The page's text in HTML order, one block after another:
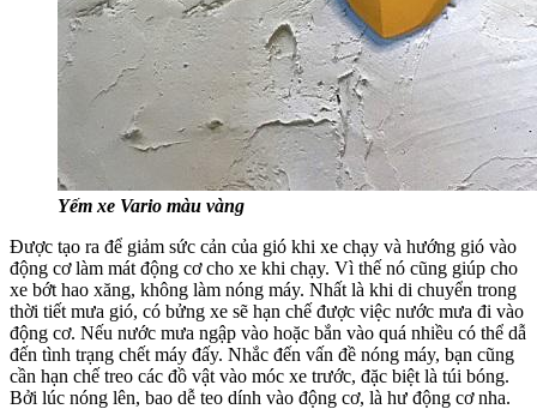
Yếm xe Vario màu vàng
Được tạo ra để giảm sức cản của gió khi xe chạy và hướng gió vào
động cơ làm mát động cơ cho xe khi chạy. Vì thế nó cũng giúp cho
xe bớt hao xăng, không làm nóng máy. Nhất là khi di chuyển trong
thời tiết mưa gió, có bửng xe sẽ hạn chế được việc nước mưa đi vào
động cơ. Nếu nước mưa ngập vào hoặc bắn vào quá nhiều có thể dẫ
đến tình trạng chết máy đấy. Nhắc đến vấn đề nóng máy, bạn cũng
cần hạn chế treo các đồ vật vào móc xe trước, đặc biệt là túi bóng.
Bởi lúc nóng lên, bao dễ teo dính vào động cơ, là hư động cơ nha.